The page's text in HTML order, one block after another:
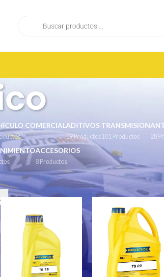
COMERCIALADITIVOS
19 Productos
TRANSMISION
101 Productos 28
ACCESORIOS
8 Productos
Inicio/ Hidraulico